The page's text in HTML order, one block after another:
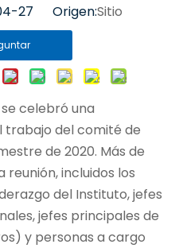
27 Origen:Sitio
celebró una
trabajo del comité de
de 2020. Más de
reunión, incluidos los
del Instituto, jefes
jefes principales de
y personas a cargo